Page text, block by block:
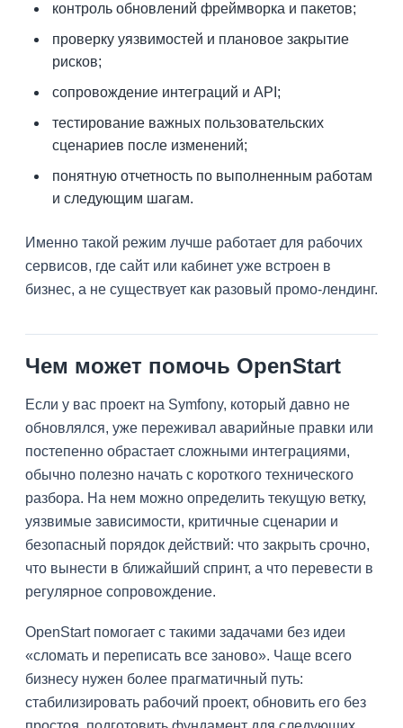
контроль обновлений фреймворка и пакетов;
проверку уязвимостей и плановое закрытие
рисков;
сопровождение интеграций и API;
тестирование важных пользовательских
сценариев после изменений;
понятную отчетность по выполненным работам
и следующим шагам.
Именно такой режим лучше работает для рабочих
сервисов, где сайт или кабинет уже встроен в
бизнес, а не существует как разовый промо-лендинг.
Чем может помочь OpenStart
Если у вас проект на Symfony, который давно не
обновлялся, уже переживал аварийные правки или
постепенно обрастает сложными интеграциями,
обычно полезно начать с короткого технического
разбора. На нем можно определить текущую ветку,
уязвимые зависимости, критичные сценарии и
безопасный порядок действий: что закрыть срочно,
что вынести в ближайший спринт, а что перевести в
регулярное сопровождение.
OpenStart помогает с такими задачами без идеи
«сломать и переписать все заново». Чаще всего
бизнесу нужен более прагматичный путь:
стабилизировать рабочий проект, обновить его без